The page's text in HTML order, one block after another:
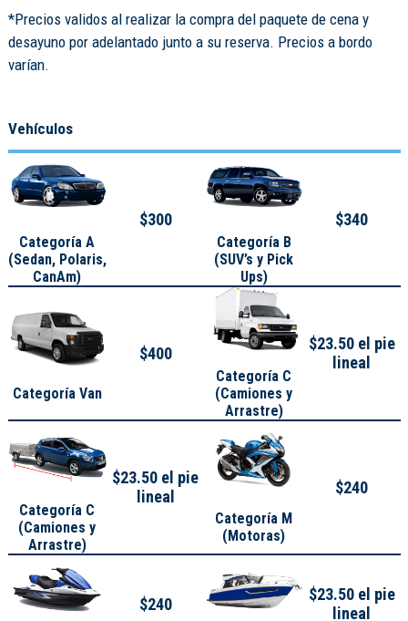
*Precios validos al realizar la compra del paquete de cena y
desayuno por adelantado junto a su reserva. Precios a bordo
varían.
Vehículos
Categoría A
(Sedan, Polaris,
CanAm)
$300
Categoría B
(SUV’s y Pick
Ups)
$340
Categoría Van
$400
Categoría C
(Camiones y
Arrastre)
$23.50 el pie
lineal
Categoría C
(Camiones y
Arrastre)
$23.50 el pie
lineal
Categoría M
(Motoras)
$240
$240
$23.50 el pie
lineal